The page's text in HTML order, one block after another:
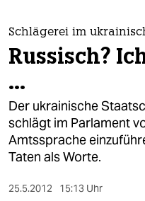
themen
politik
öko
gesellschaft
kultur
sport
Schlägerei im
Russisch?
...
Der ukrainische
schlägt im Parlament
Amtssprache
Taten als Worte.
25.5.2012 15:13 Uhr